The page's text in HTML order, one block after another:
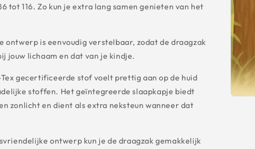
tot 116. Zo kun je extra lang samen genieten van het
ontwerp is eenvoudig verstelbaar, zodat de draagzak
jouw lichaam en dat van je kindje.
gecertificeerde stof voelt prettig aan op de huid
stoffen. Het geïntegreerde slaapkapje biedt
zonlicht en dient als extra neksteun wanneer dat
ontwerp kun je de draagzak gemakkelijk